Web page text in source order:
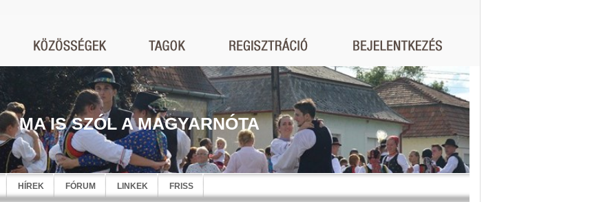
MA IS SZÓL A MAGYARNÓTA
HÍREK FÓRUM LINKEK FRISS